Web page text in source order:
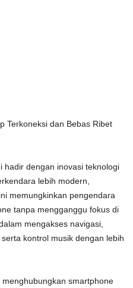
Terkoneksi dan Bebas Ribet
hadir dengan inovasi teknologi
lebih modern,
memungkinkan pengendara
tanpa mengganggu fokus di
mengakses navigasi,
kontrol musik dengan lebih
smartphone